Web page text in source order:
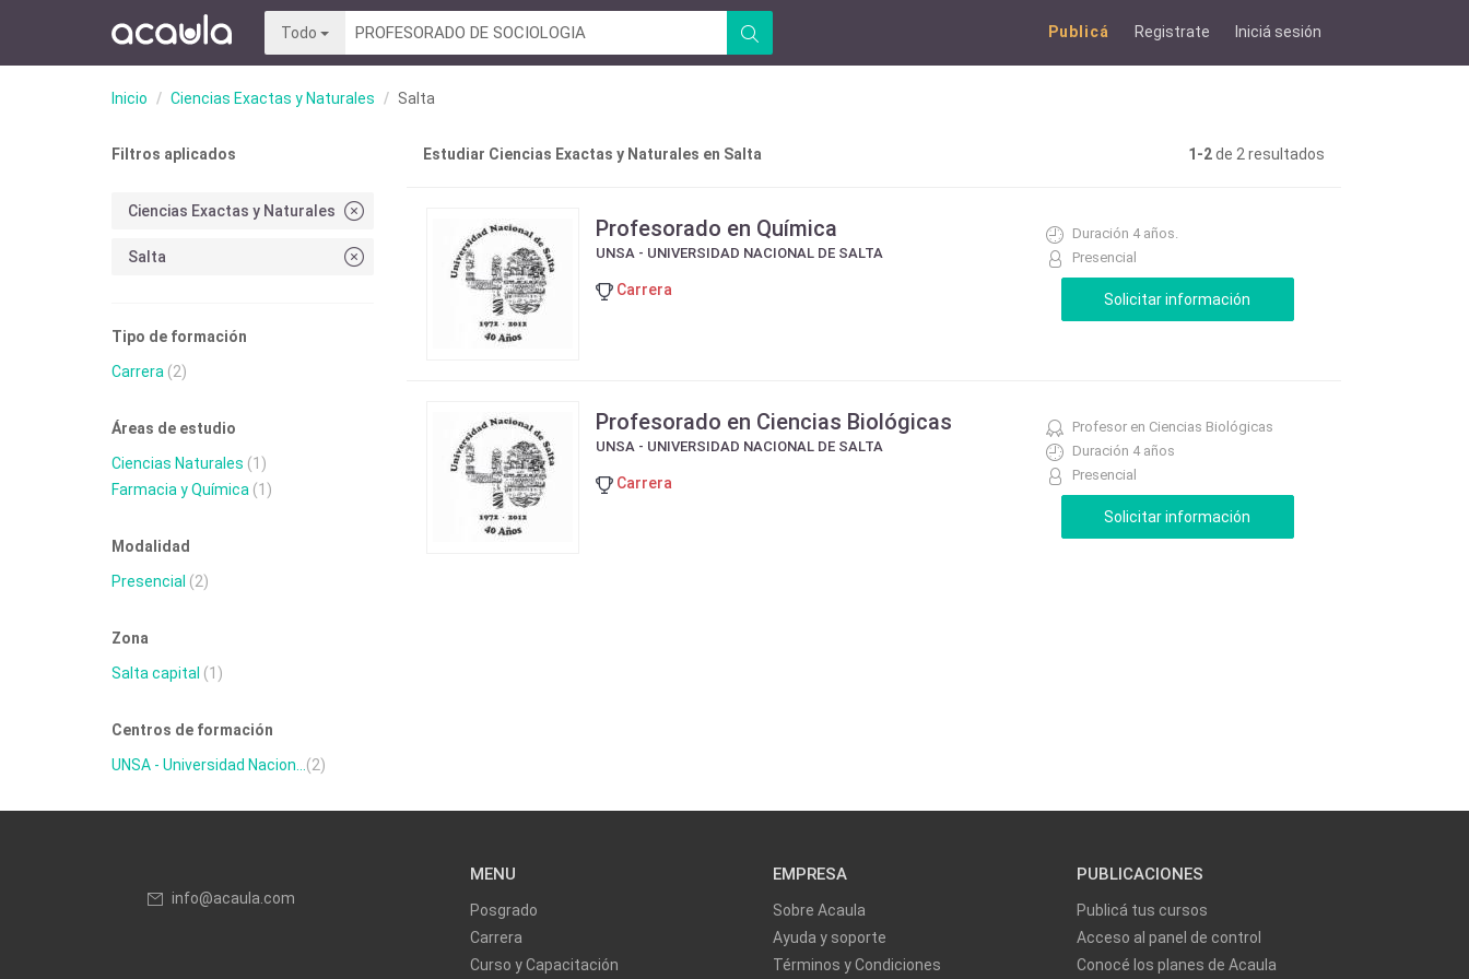
Todo Publicá Registrate Iniciá sesión
Inicio Ciencias Exactas y Naturales Salta
Filtros aplicados
Ciencias Exactas y Naturales
Salta
Tipo de formación
Carrera (2)
Áreas de estudio
Ciencias Naturales (1)
Farmacia y Química (1)
Modalidad
Presencial (2)
Zona
Salta capital (1)
Centros de formación
UNSA - Universidad Nacion... (2)
Estudiar Ciencias Exactas y Naturales en Salta 1-2de 2 resultados
Profesorado en Química
UNSA - UNIVERSIDAD NACIONAL DE SALTA
Carrera
Duración 4 años.
Presencial
Profesorado en Ciencias Biológicas
UNSA - UNIVERSIDAD NACIONAL DE SALTA
Carrera
Profesor en Ciencias Biológicas
Duración 4 años
Presencial
info@acaula.com
MENU
Posgrado
Carrera
Curso y Capacitación
EMPRESA
Sobre Acaula
Ayuda y soporte
Términos y Condiciones
PUBLICACIONES
Publicá tus cursos
Acceso al panel de control
Conocé los planes de Acaula